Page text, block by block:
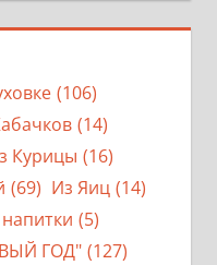
(106)
(14)
Курицы (16)
(69) Из Яиц (14)
(5)
ГОД" (127)